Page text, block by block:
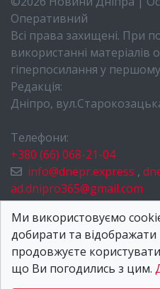
Оперативний
Всі права захищені. При
використанні матеріалів
гіперпосилання у першому
Редакція:
Дніпро,
Телефони:
+380 (66) 068-21-04
info@dnepr.express ,
ad.dnipro365@gmail.com
НОВИНИ ДНІПРА
ПРО НАС
КОНТАКТИ
Ми використовуємо
добирати та
продовжуєте
що Ви погодились з цим.